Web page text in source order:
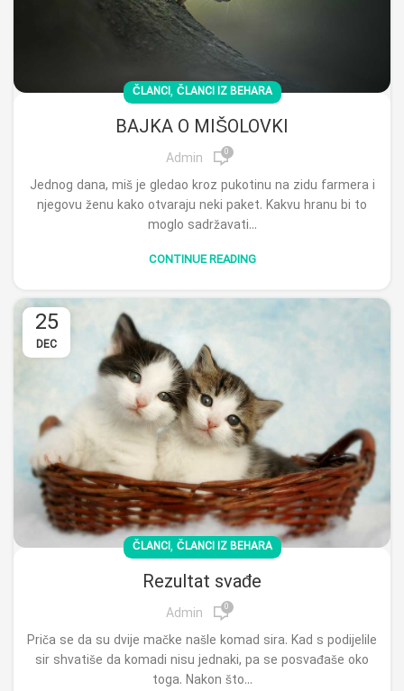
ČLANCI, ČLANCI IZ BEHARA
BAJKA O MIŠOLOVKI
Admin 0
Jednog dana, miš je gledao kroz pukotinu na zidu farmera i
njegovu ženu kako otvaraju neki paket. Kakvu hranu bi to
moglo sadržavati...
CONTINUE READING
25
DEC
ČLANCI, ČLANCI IZ BEHARA
Rezultat svađe
Admin 0
Priča se da su dvije mačke našle komad sira. Kad s podijelile
sir shvatiše da komadi nisu jednaki, pa se posvađaše oko
toga. Nakon što...